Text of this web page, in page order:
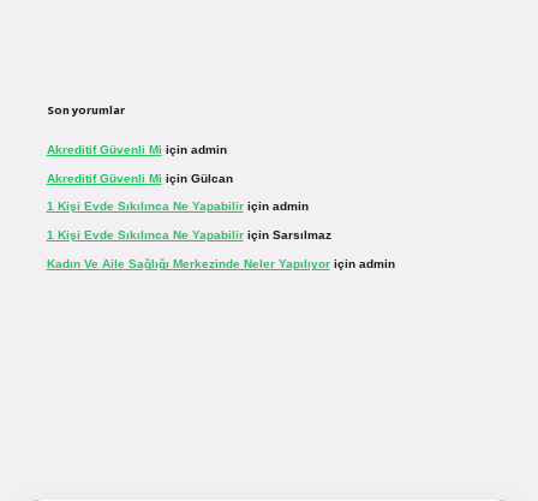
Son yorumlar
Akreditif Güvenli Mi için admin
Akreditif Güvenli Mi için Gülcan
1 Kişi Evde Sıkılınca Ne Yapabiliriçin admin
1 Kişi Evde Sıkılınca Ne Yapabiliriçin Sarsılmaz
Kadın Ve Aile Sağlığı Merkezinde Neler Yapılıyoriçin admin